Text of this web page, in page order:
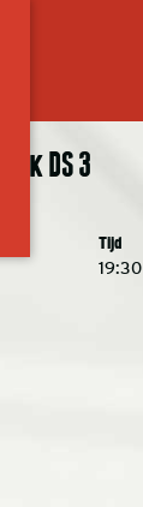
DS 3
Tijd
19:30